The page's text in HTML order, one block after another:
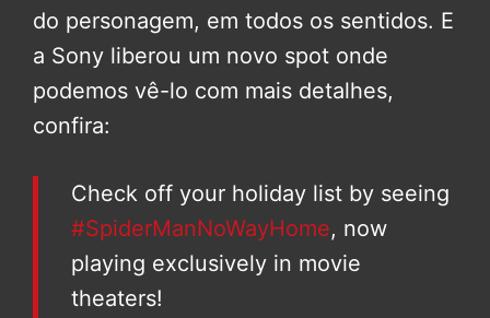
do personagem, em todos os sentidos. E
a Sony liberou um novo spot onde
podemos vê-lo com mais detalhes,
confira:
Check off your holiday list by seeing
#SpiderManNoWayHome, now
playing exclusively in movie
theaters!